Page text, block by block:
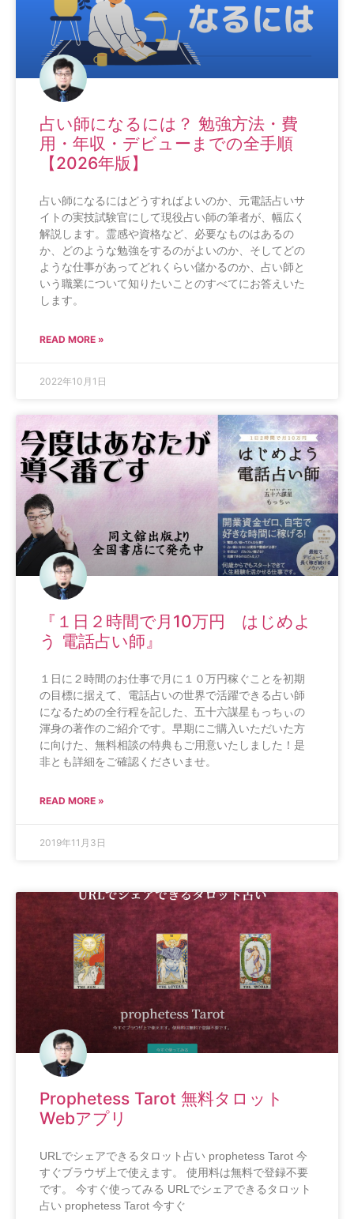
占い師になるには？ 勉強方法・費
用・年収・デビューまでの全手順
【2026年版】
占い師になるにはどうすればよいのか、元電話占いサ
イトの実技試験官にして現役占い師の筆者が、幅広く
解説します。霊感や資格など、必要なものはあるの
か、どのような勉強をするのがよいのか、そしてどの
ような仕事があってどれくらい儲かるのか、占い師と
いう職業について知りたいことのすべてにお答えいた
します。
READ MORE »
2022年10月1日
『１日２時間で月10万円 はじめよ
う 電話占い師』
１日に２時間のお仕事で月に１０万円稼ぐことを初期
の目標に据えて、電話占いの世界で活躍できる占い師
になるための全行程を記した、五十六謀星もっちぃの
渾身の著作のご紹介です。早期にご購入いただいた方
に向けた、無料相談の特典もご用意いたしました！是
非とも詳細をご確認くださいませ。
READ MORE »
2019年11月3日
Prophetess Tarot 無料タロット
Webアプリ
URLでシェアできるタロット占い prophetess Tarot 今
すぐブラウザ上で使えます。 使用料は無料で登録不要
です。 今すぐ使ってみる URLでシェアできるタロット
占い prophetess Tarot 今すぐ